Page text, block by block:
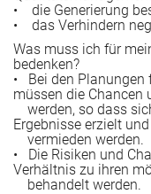
und Impulse
• die Generierung
• das Verhindern
Was muss ich für
bedenken?
• Bei den Planungen
müssen die Chancen
werden, so dass
Ergebnisse erzielt
vermieden werden.
• Die Risiken und
Verhältnis zu ihren
behandelt werden.